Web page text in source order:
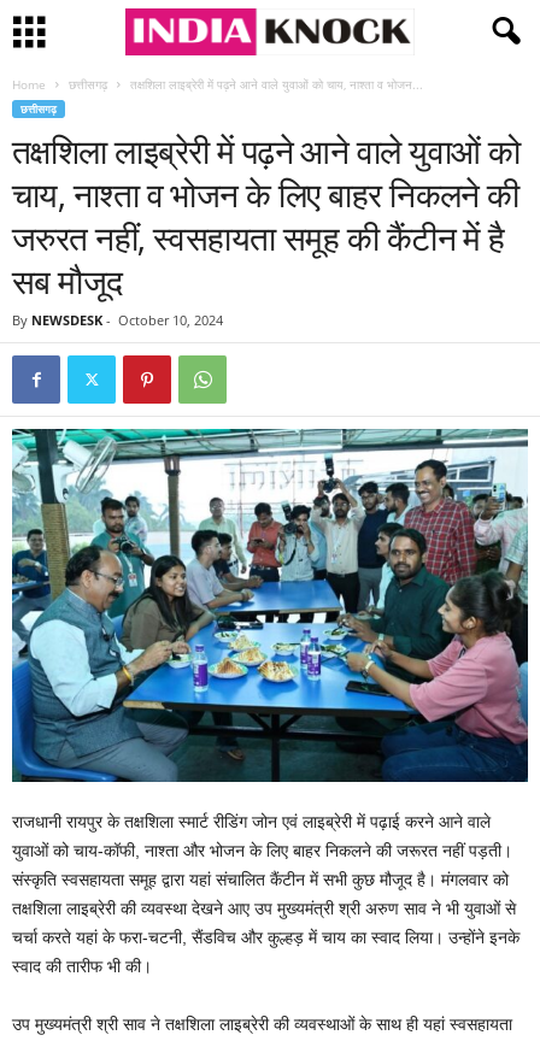
Home छत्तीसगढ़ तक्षशिला लाइब्रेरी में पढ़ने आने वाले युवाओं को चाय, नाश्ता व भोजन...
छत्तीसगढ़
तक्षशिला लाइब्रेरी में पढ़ने आने वाले युवाओं को
चाय, नाश्ता व भोजन के लिए बाहर निकलने की
जरुरत नहीं, स्वसहायता समूह की कैंटीन में है
सब मौजूद
By NEWSDESK - October 10, 2024
राजधानी रायपुर के तक्षशिला स्मार्ट रीडिंग जोन एवं लाइब्रेरी में पढ़ाई करने आने वाले
युवाओं को चाय-कॉफी, नाश्ता और भोजन के लिए बाहर निकलने की जरूरत नहीं पड़ती।
संस्कृति स्वसहायता समूह द्वारा यहां संचालित कैंटीन में सभी कुछ मौजूद है। मंगलवार को
तक्षशिला लाइब्रेरी की व्यवस्था देखने आए उप मुख्यमंत्री श्री अरुण साव ने भी युवाओं से
चर्चा करते यहां के फरा-चटनी, सैंडविच और कुल्हड़ में चाय का स्वाद लिया। उन्होंने इनके
स्वाद की तारीफ भी की।
उप मुख्यमंत्री श्री साव ने तक्षशिला लाइब्रेरी की व्यवस्थाओं के साथ ही यहां स्वसहायता